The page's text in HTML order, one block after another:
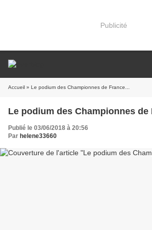
Publicité
Accueil » Le podium des Championnes de France...
Le podium des Championnes de
Publié le 03/06/2018 à 20:56
Par helene33660